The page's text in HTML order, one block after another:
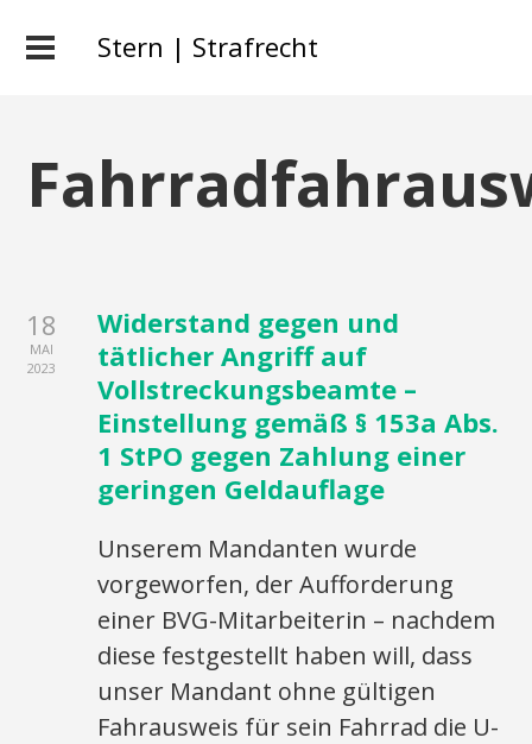
Stern | Strafrecht
18
MAI
2023
Widerstand gegen und
tätlicher Angriff auf
Vollstreckungsbeamte –
Einstellung gemäß § 153a Abs.
1 StPO gegen Zahlung einer
geringen Geldauflage
Unserem Mandanten wurde
vorgeworfen, der Aufforderung
einer BVG-Mitarbeiterin – nachdem
diese festgestellt haben will, dass
unser Mandant ohne gültigen
Fahrausweis für sein Fahrrad die U-